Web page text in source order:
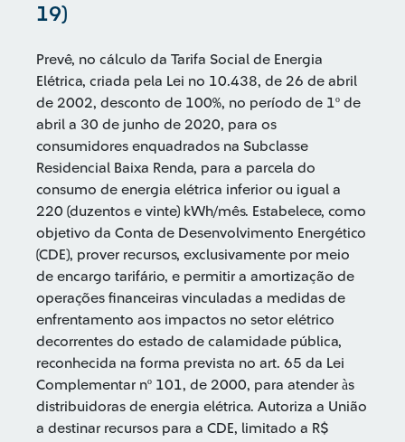
19)
Prevê, no cálculo da Tarifa Social de Energia
Elétrica, criada pela Lei no 10.438, de 26 de abril
de 2002, desconto de 100%, no período de 1º de
abril a 30 de junho de 2020, para os
consumidores enquadrados na Subclasse
Residencial Baixa Renda, para a parcela do
consumo de energia elétrica inferior ou igual a
220 (duzentos e vinte) kWh/mês. Estabelece, como
objetivo da Conta de Desenvolvimento Energético
(CDE), prover recursos, exclusivamente por meio
de encargo tarifário, e permitir a amortização de
operações financeiras vinculadas a medidas de
enfrentamento aos impactos no setor elétrico
decorrentes do estado de calamidade pública,
reconhecida na forma prevista no art. 65 da Lei
Complementar nº 101, de 2000, para atender às
distribuidoras de energia elétrica. Autoriza a União
a destinar recursos para a CDE, limitado a R$